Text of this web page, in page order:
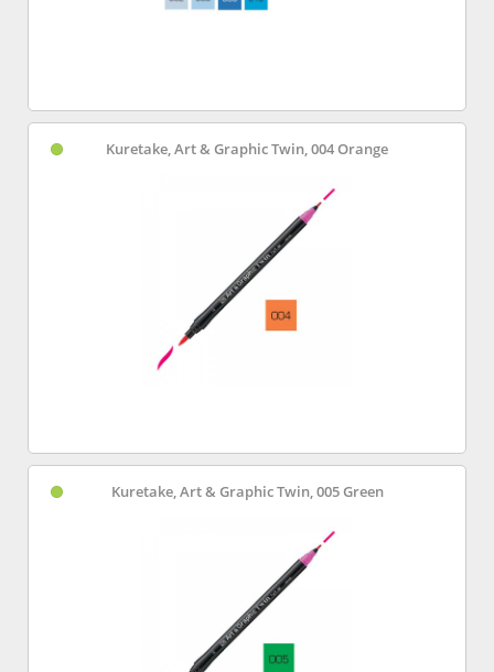
Kuretake, Art & Graphic Twin, 004 Orange
Kuretake, Art & Graphic Twin, 005 Green